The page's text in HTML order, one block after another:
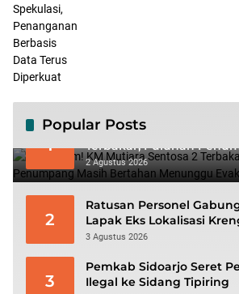
Popular Posts
1
Mencekam! KM Mutiara
Terbakar, Puluhan
Bertahan Menunggu
2 Agustus 2026
2
Ratusan Personel
Lapak Eks Lokalisasi
3 Agustus 2026
3
Pemkab Sidoarjo Seret
Ilegal ke Sidang Tipiring